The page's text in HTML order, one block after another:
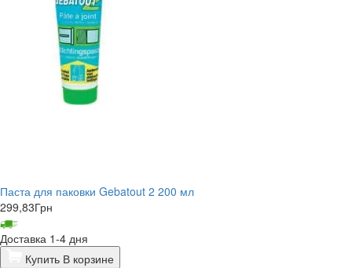
Паста для паковки Gebatout 2 200 мл
299,83Грн
Доставка 1-4 дня
Купить В корзине